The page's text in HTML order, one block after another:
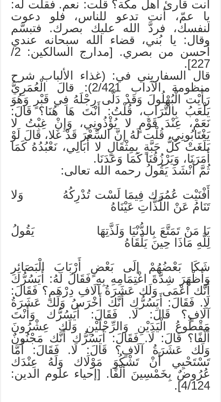
أنت قارئ أهل مكة؟ قلت: نعم. فقلت له:
يا عمّ، أنت تدعو للناس، فلو دعوت
لنفسك، فردَّ الله عليك بصرك. فتبسَّم
وقال: يا بُني، قضاء الله سبحانه عندي
أحسن من بصري. [مدارج السالكين: 2/
227].
قال السفاريني في: (غذاء الألباب شرح
منظومة الآداب 2/421): قالَ الْعُمَرِيُّ
رَأَيْت الْبُهْلُولَ وَقَدْ دَلَّى رِجْلَهُ فِي قَبْرٍ وَهُوَ
يَلْعَبُ بِالتُّرَابِ، قُلْتُ: أَنْتَ هَا هُنَا؟ قَالَ:
نَعَمْ، عِنْدَ قَوْمٍ لا يُؤْذُونِي، وَإِنْ غِبْتُ لا
يَغْتَابُونِي. قُلْت لَهُ إنَّ السِّعْرَ قَدْ غَلا، قَالَ لَوْ
بَلَغَتْ كُلُّ حَبَّةٍ بِمِثْقَالٍ لا أُبَالِي، نَعْبُدُهُ كَمَا
أَمَرَنَا، وَيَرْزُقُنَا كَمَا وَعَدَنَا.
ثُمَّ أَنْشَدَ يَقُولُ رحمه الله تعالى:
أَفْنَيْت عُمُرَك فِيمَا لَسْت تُدْرِكُهُ وَلا
تَنَامُ عَنْ اللَّذَّاتِ عَيْنَاهُ
يَا مَنْ تَمَتَّعَ بِالدُّنْيَا وَلَذَّتِهَا يَقُولُ
لِلَّهِ مَاذَا حِينَ يَلْقَاهُ
شَكَا بَعْضُهُمْ إلَى بَعْضٍ أَرْبَابَ الْبَصَائِرِ
وَأَظْهَرَ شِدَّةَ اغْتِمَامِهِ بِهِ فَقَالَ لَهُ: أَيَسُرُّك
أَنَّك أَعْمَى وَلَك عَشَرَةُ آلَافِ دِرْهَمٍ؟ فَقَالَ:
لَا. فَقَالَ: أَيَسُرُّك أَنَّك أَخْرَسُ وَلَك عَشَرَةُ
آلَافٍ؟ قَالَ: لَا. فَقَالَ: أَيَسُرُّك وَأَنْتَ
مَقْطُوعُ الْيَدَيْنِ وَالرِّجْلَيْنِ وَلَك عِشْرُونَ
أَلْفًا؟ قَالَ: لَا. فَقَالَ: أَيَسُرُّك أَنَّك مَجْنُونٌ
وَلَك عَشَرَةُ آلَافٍ؟ قَالَ: لَا. فَقَالَ: أَمَّا
تَسْتَحْيِي أَنْ تَشْكُوَ مَوْلَاك وَلَهُ عِنْدَك
عُرُوضٌ بِخَمْسِينَ أَلْفًا. [إحياء علوم الدين:
4/124].